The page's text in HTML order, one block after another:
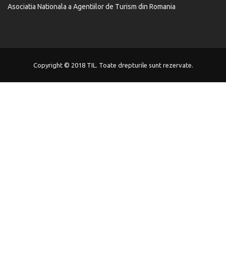
Asociatia Nationala a Agentiilor de Turism din Romania
Copyright © 2018 TIL. Toate drepturile sunt rezervate.